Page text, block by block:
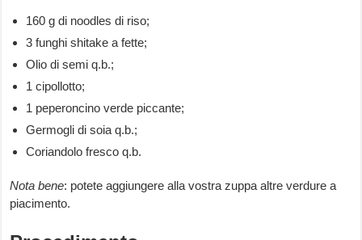
160 g di noodles di riso;
3 funghi shitake a fette;
Olio di semi q.b.;
1 cipollotto;
1 peperoncino verde piccante;
Germogli di soia q.b.;
Coriandolo fresco q.b.
Nota bene: potete aggiungere alla vostra zuppa altre verdure a
piacimento.